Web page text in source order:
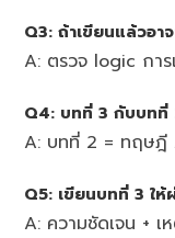
Q3: ถ้าเขียนแล้วอา
A: ตรวจ logic กา
Q4: บทที่ 3 กับบทที่
A: บทที่ 2 = ทฤษฎี
Q5: เขียนบทที่ 3 ให้
A: ความชัดเจน +